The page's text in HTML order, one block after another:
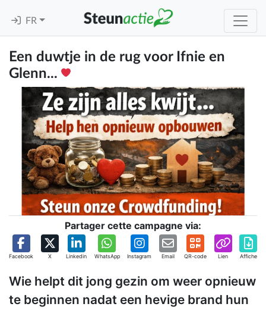
FR
Een duwtje in de rug voor Ifnie en
Glenn...
Partager cette campagne via:
Facebook X Linkedin WhatsApp Instagram Email QR-code Lien Affiche
Wie helpt dit jong gezin om weer opnieuw
te beginnen nadat een hevige brand hun